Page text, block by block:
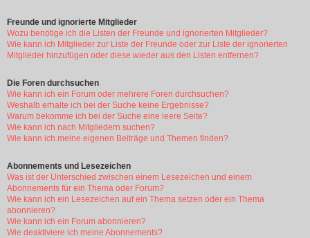
Freunde und ignorierte Mitglieder
Wozu benötige ich die Listen der Freunde und ignorierten Mitglieder?
Wie kann ich Mitglieder zur Liste der Freunde oder zur Liste der ignorierten
Mitglieder hinzufügen oder diese wieder aus den Listen entfernen?
Die Foren durchsuchen
Wie kann ich ein Forum oder mehrere Foren durchsuchen?
Weshalb erhalte ich bei der Suche keine Ergebnisse?
Warum bekomme ich bei der Suche eine leere Seite?
Wie kann ich nach Mitgliedern suchen?
Wie kann ich meine eigenen Beiträge und Themen finden?
Abonnements und Lesezeichen
Was ist der Unterschied zwischen einem Lesezeichen und einem
Abonnements für ein Thema oder Forum?
Wie kann ich ein Lesezeichen auf ein Thema setzen oder ein Thema
abonnieren?
Wie kann ich ein Forum abonnieren?
Wie deaktiviere ich meine Abonnements?